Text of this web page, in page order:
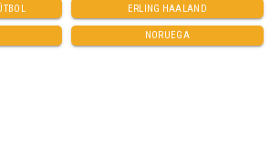
ERLING HAALAND
NORUEGA